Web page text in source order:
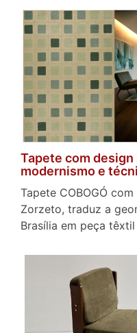
Tapete com
modernismo e
Tapete COBOGÓ
Zorzeto, traduz a
Brasília em peça